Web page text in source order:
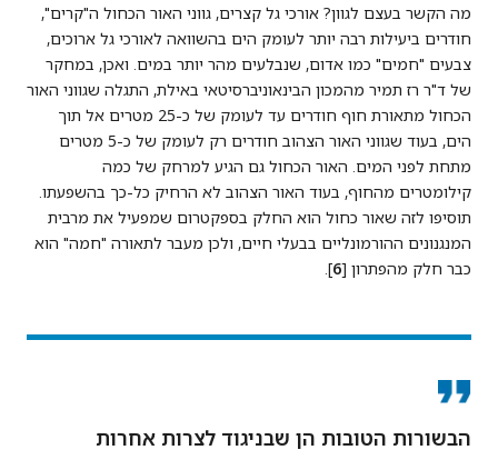
מה הקשר בעצם לגוון? אורכי גל קצרים, גווני האור הכחול ה"קרים",
חודרים ביעילות רבה יותר לעומק הים בהשוואה לאורכי גל ארוכים,
צבעים "חמים" כמו אדום, שנבלעים מהר יותר במים. ואכן, במחקר
של ד"ר רז תמיר מהמכון הבינאוניברסיטאי באילת, התגלה שגווני האור
הכחול מתאורת חוף חודרים עד לעומק של כ-25 מטרים אל תוך
הים, בעוד שגווני האור הצהוב חודרים רק לעומק של כ-5 מטרים
מתחת לפני המים. האור הכחול גם הגיע למרחק של כמה
קילומטרים מהחוף, בעוד האור הצהוב לא הרחיק כל-כך בהשפעתו.
תוסיפו לזה שאור כחול הוא החלק בספקטרום שמפעיל את מרבית
המנגנונים ההורמונליים בבעלי חיים, ולכן מעבר לתאורה "חמה" הוא
כבר חלק מהפתרון [6
].
הבשורות הטובות הן שבניגוד לצרות אחרות